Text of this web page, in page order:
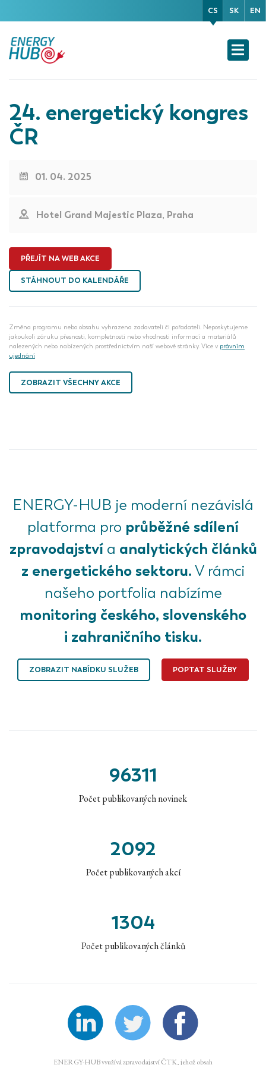
CS SK EN
24. energetický kongres
ČR
01. 04. 2025
Hotel Grand Majestic Plaza, Praha
PŘEJÍT NA WEB AKCE
STÁHNOUT DO KALENDÁŘE
Změna programu nebo obsahu vyhrazena zadavateli či pořadateli. Neposkytujeme
jakoukoli záruku přesnosti, kompletnosti nebo vhodnosti informací a materiálů
nalezených nebo nabízených prostřednictvím naší webové stránky. Více v právním
ujednání
ZOBRAZIT VŠECHNY AKCE
ENERGY-HUB je moderní nezávislá
platforma pro průběžné sdílení
zpravodajstvía analytických článků
z energetického sektoru. V rámci
našeho portfolia nabízíme
monitoring českého, slovenského
i zahraničního tisku.
ZOBRAZIT NABÍDKU SLUŽEB POPTAT SLUŽBY
96311
Počet publikovaných novinek
2092
Počet publikovaných akcí
1304
Počet publikovaných článků
ENERGY-HUB využívá zpravodajství ČTK, jehož obsah